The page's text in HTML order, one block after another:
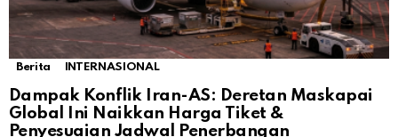
Berita INTERNASIONAL
Dampak Konflik Iran-AS: Deretan Maskapai
Global Ini Naikkan Harga Tiket &
Penyesuaian Jadwal Penerbangan